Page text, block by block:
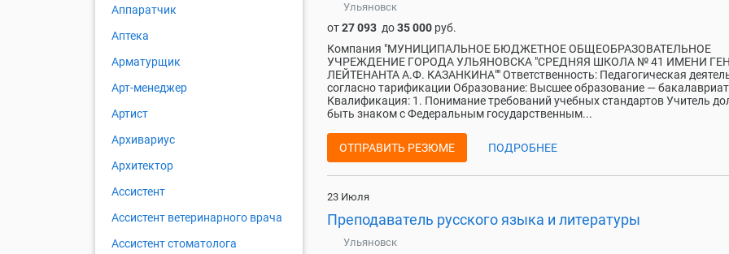
Ульяновск
от27 093 до35 000 руб.
Компания "МУНИЦИПАЛЬНОЕ БЮДЖЕТНОЕ ОБЩЕОБРАЗОВАТЕЛЬНОЕ
УЧРЕЖДЕНИЕ ГОРОДА УЛЬЯНОВСКА "СРЕДНЯЯ ШКОЛА № 41 ИМЕНИ
ЛЕЙТЕНАНТА А.Ф. КАЗАНКИНА"" Ответственность: Педагогическая
согласно тарификации Образование: Высшее образование — бакалавриат
Квалификация: 1. Понимание требований учебных стандартов Учитель
быть знаком с Федеральным государственным...
ОТПРАВИТЬ РЕЗЮМЕ ПОДРОБНЕЕ
23 Июля
Преподаватель русского языка и литературы
Ульяновск
Аппаратчик
Аптека
Арматурщик
Арт-менеджер
Артист
Архивариус
Архитектор
Ассистент
Ассистент ветеринарного врача
Ассистент стоматолога